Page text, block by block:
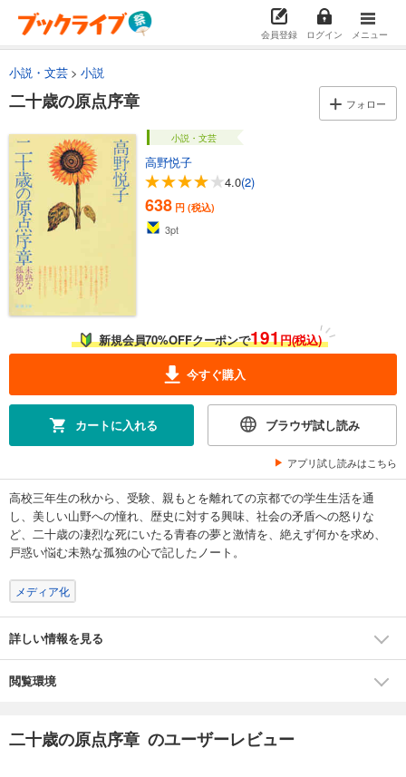
会員登録 ログイン メニュー
小説・文芸 小説
二十歳の原点序章 フォロー
小説・文芸
高野悦子
4.0(2)
638 円 (税込)
3pt
新規会員70%OFFクーポンで191円(税込)
今すぐ購入
カートに入れる ブラウザ試し読み
アプリ試し読みはこちら
高校三年生の秋から、受験、親もとを離れての京都での学生生活を通
し、美しい山野への憧れ、歴史に対する興味、社会の矛盾への怒りな
ど、二十歳の凄烈な死にいたる青春の夢と激情を、絶えず何かを求め、
戸惑い悩む未熟な孤独の心で記したノート。
メディア化
詳しい情報を見る
閲覧環境
二十歳の原点序章 のユーザーレビュー